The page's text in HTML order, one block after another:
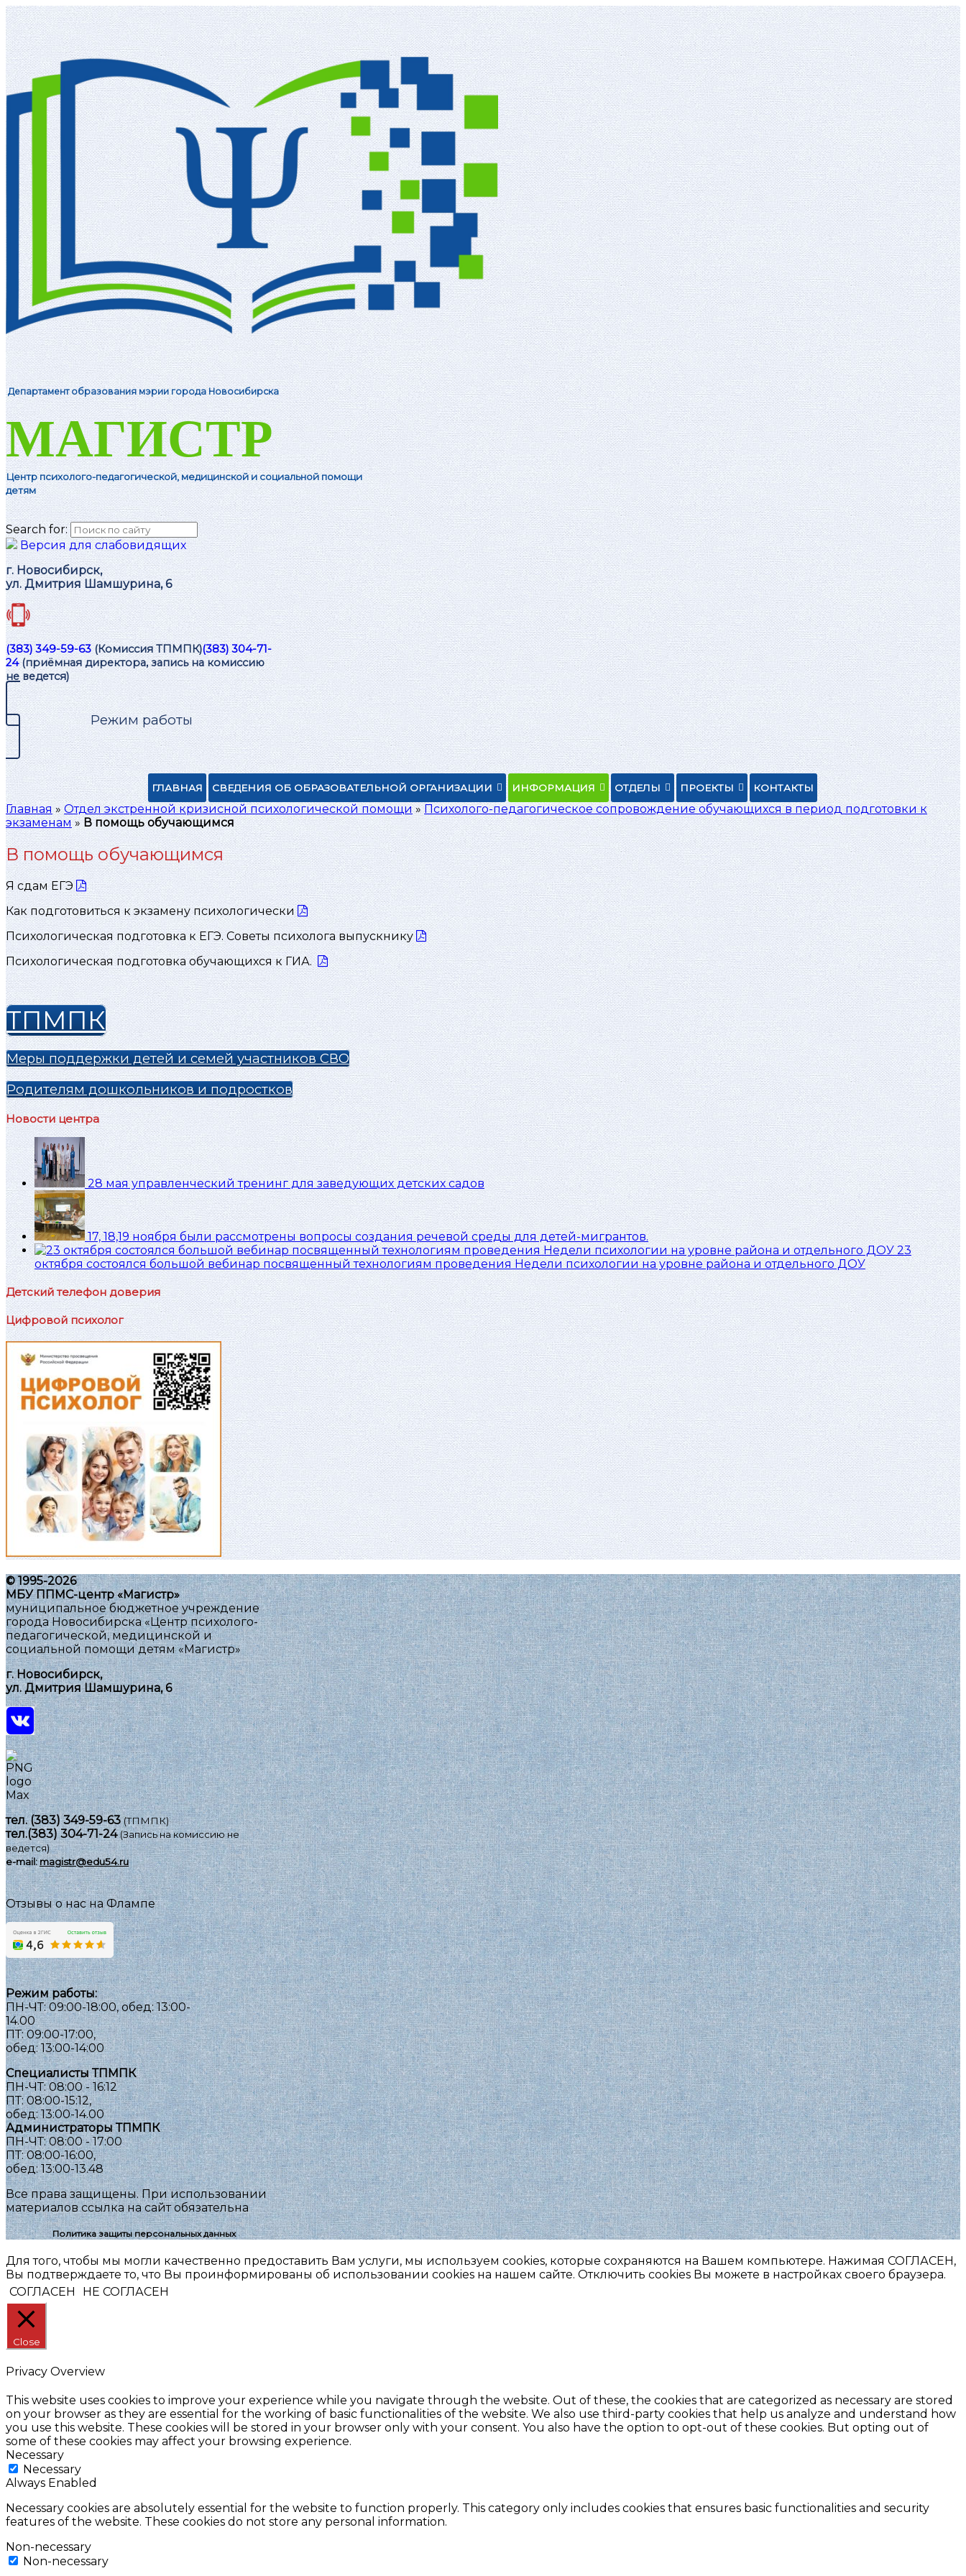
Департамент образования мэрии города Новосибирска
МАГИСТР
Центр психолого-педагогической, медицинской и социальной помощи
детям
Search for:
Версия для слабовидящих
г. Новосибирск,
ул. Дмитрия Шамшурина, 6
(383) 349-59-63(Комиссия ТПМПК)(383) 304-71-
24(приёмная директора, запись на комиссию
не ведется)
Режим работы
ГЛАВНАЯ СВЕДЕНИЯ ОБ ОБРАЗОВАТЕЛЬНОЙ ОРГАНИЗАЦИИ ИНФОРМАЦИЯ ОТДЕЛЫ ПРОЕКТЫ КОНТАКТЫ
Главная » Отдел экстренной кризисной психологической помощи» Психолого-педагогическое сопровождение обучающихся в период подготовки к
экзаменам»В помощь обучающимся
В помощь обучающимся
Я сдам ЕГЭ
Как подготовиться к экзамену психологически
Психологическая подготовка к ЕГЭ. Советы психолога выпускнику
Психологическая подготовка обучающихся к ГИА.
ТПМПК
Меры поддержки детей и семей участников СВО
Родителям дошкольников и подростков
Новости центра
28 мая управленческий тренинг для заведующих детских садов
17, 18,19 ноября были рассмотрены вопросы создания речевой среды для детей-мигрантов.
23
октября состоялся большой вебинар посвященный технологиям проведения Недели психологии на уровне района и отдельного ДОУ
Детский телефон доверия
Цифровой психолог
© 1995-2026
МБУ ППМС-центр «Магистр»
муниципальное бюджетное учреждение
города Новосибирска «Центр психолого-
педагогической, медицинской и
социальной помощи детям «Магистр»
г. Новосибирск,
ул. Дмитрия Шамшурина, 6
тел.(383) 349-59-63(ТПМПК)
тел.(383) 304-71-24(Запись на комиссию не
ведется)
e-mail:magistr@edu54.ru
Отзывы о нас на Флампе
Режим работы:
ПН-ЧТ: 09:00-18:00, обед: 13:00-
14.00
ПТ: 09:00-17:00,
обед: 13:00-14:00
Специалисты ТПМПК
ПН-ЧТ: 08:00 - 16:12
ПТ: 08:00-15:12,
обед: 13:00-14.00
Администраторы ТПМПК
ПН-ЧТ: 08:00 - 17:00
ПТ: 08:00-16:00,
обед: 13:00-13.48
Все права защищены. При использовании
материалов ссылка на сайт обязательна
Политика защиты персональных данных
Для того, чтобы мы могли качественно предоставить Вам услуги, мы используем cookies, которые сохраняются на Вашем компьютере. Нажимая СОГЛАСЕН,
Вы подтверждаете то, что Вы проинформированы об использовании cookies на нашем сайте. Отключить cookies Вы можете в настройках своего браузера.
СОГЛАСЕН
НЕ СОГЛАСЕН
Close
Privacy Overview
This website uses cookies to improve your experience while you navigate through the website. Out of these, the cookies that are categorized as necessary are stored
on your browser as they are essential for the working of basic functionalities of the website. We also use third-party cookies that help us analyze and understand how
you use this website. These cookies will be stored in your browser only with your consent. You also have the option to opt-out of these cookies. But opting out of
some of these cookies may affect your browsing experience.
Necessary
Necessary
Always Enabled
Necessary cookies are absolutely essential for the website to function properly. This category only includes cookies that ensures basic functionalities and security
features of the website. These cookies do not store any personal information.
Non-necessary
Non-necessary